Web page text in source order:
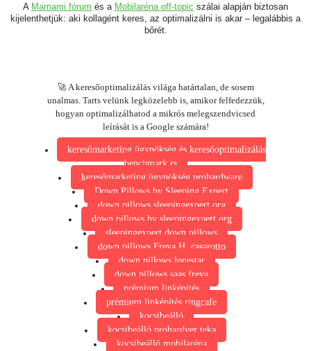
A Mamami fórum és a Mobilaréna off-topic szálai alapján biztosan
kijelenthetjük: aki kollagént keres, az optimalizálni is akar – legalábbis a
bőrét.
🚀 A keresőoptimalizálás világa határtalan, de sosem
unalmas. Tarts velünk legközelebb is, amikor felfedezzük,
hogyan optimalizálhatod a mikrós melegszendvicsed
leírását is a Google számára!
keresőmarketing ügynökség és keresőoptimalizálás
benchmark.rs
keresőmarketing ügynökség prohardware
Down Pillows by Sleeping Expert
down pillows sleepingexpert.org
down pillows by sleepingexpert.org
sleepingexpert down pillows
down pillows Freya H. casarotto
down pillows lonestar
down pillows saas freya
prémium linképítés
prémium linképítés ringcafe
kocsibeálló
kocsibeálló prohardver teka
kocsibeálló mobilaréna